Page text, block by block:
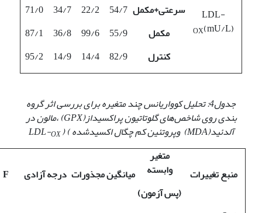
LDL-
OX(mU/L)
سرعتی+مکمل 54/7
22/2
34/7
71/0
مکمل
55/9
99/6
36/8
87/1
کنترل
82/9
14/4
14/9
95/2
جدول4: تحلیل کوواریانس چند متغیره برای بررسی اثر گروه
بندی رویشاخص‌هایگلوتاتیون پراکسیداز(GPX) ،مالون در
آلدئید(MDA) وپروتئین کم چگال اکسیدشده)
( LDL-
OX
منبع تغییرات
متغیر
وابسته
(پس آزمون)
میانگین مجذورات درجه آزادی F